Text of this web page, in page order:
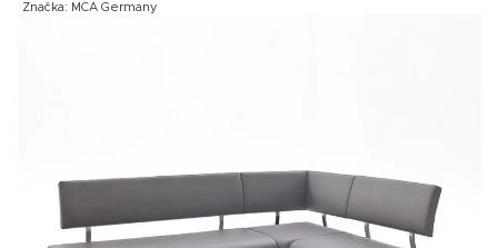
Značka: MCA Germany